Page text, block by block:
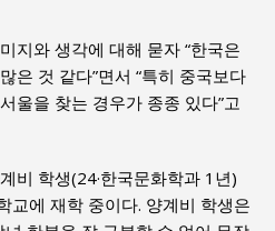
지와 생각에 대해 묻자 “한국은
은 것 같다”면서 “특히 중국보다
울을 찾는 경우가 종종 있다”고
비 학생(24·한국문화학과 1년)
교에 재학 중이다. 양계비 학생은